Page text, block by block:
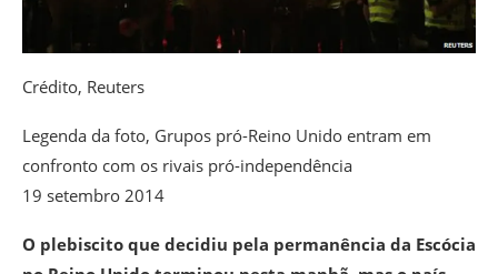
Crédito, Reuters
Legenda da foto, Grupos pró-Reino Unido entram em
confronto com os rivais pró-independência
19 setembro 2014
O plebiscito que decidiu pela permanência da Escócia